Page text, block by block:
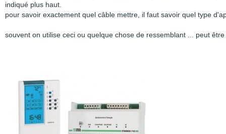
indiqué plus haut.
pour savoir exactement quel câble mettre, il faut savoir quel type
souvent on utilise ceci ou quelque chose de ressemblant ... peut